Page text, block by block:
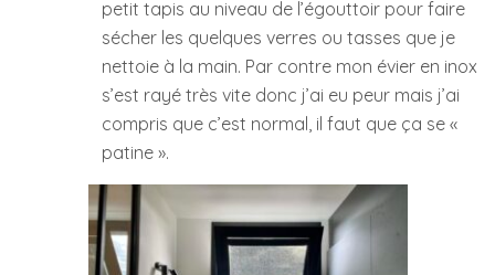
petit tapis au niveau de l’égouttoir pour faire
sécher les quelques verres ou tasses que je
nettoie à la main. Par contre mon évier en inox
s’est rayé très vite donc j’ai eu peur mais j’ai
compris que c’est normal, il faut que ça se «
patine ».